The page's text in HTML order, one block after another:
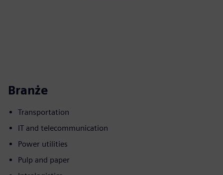
Branże
Transportation
IT and telecommunication
Power utilities
Pulp and paper